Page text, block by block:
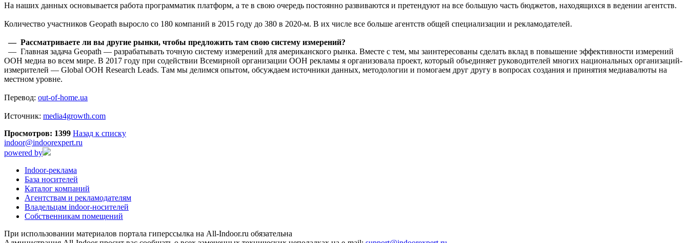
На наших данных основывается работа программатик платформ, а те в свою очередь постоянно развиваются и претендуют на все большую часть бюджетов, находящихся в ведении агентств.
Количество участников Geopath выросло со 180 компаний в 2015 году до 380 в 2020-м. В их числе все больше агентств общей специализации и рекламодателей.
— Рассматриваете ли вы другие рынки, чтобы предложить там свою систему измерений?
— Главная задача Geopath — разрабатывать точную систему измерений для американского рынка. Вместе с тем, мы заинтересованы сделать вклад в повышение эффективности измерений
OOH медиа во всем мире. В 2017 году при содействии Всемирной организации OOH рекламы я организовала проект, который объединяет руководителей многих национальных организаций-
измерителей — Global OOH Research Leads. Там мы делимся опытом, обсуждаем источники данных, методологии и помогаем друг другу в вопросах создания и принятия медиавалюты на
местном уровне.
Перевод: out-of-home.ua
Источник: media4growth.com
Просмотров: 1399 Назад к списку
indoor@indoorexpert.ru
powered by
Indoor-реклама
База носителей
Каталог компаний
Агентствам и рекламодателям
Владельцам indoor-носителей
Собственникам помещений
При использовании материалов портала гиперссылка на All-Indoor.ru обязательна